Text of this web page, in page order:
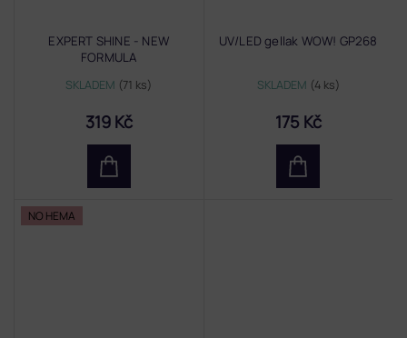
EXPERT SHINE - NEW
FORMULA
SKLADEM (71 ks)
319 Kč
UV/LED gellak WOW! GP268
SKLADEM (4 ks)
175 Kč
NO HEMA